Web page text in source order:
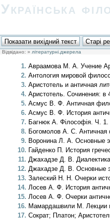
Українська
Відвідано: » літературні.джерела
Авраамова М. А. Учение
Антология мировой
Аристотель и античная
Аристотель. Сочинения:
Асмус В. Ф. Античная
Асмус В. Ф. История
Багнюк А. Філософія. Ч.
Богомолов А. С. Античная
Воронина Л. А. Основные
Гайденко П. История
Джахадзе Д. В.
Джахадзе Д. В. Основные
Залеский Н. Н. Очерки
Лосев А. Ф. История
Лосев А. Ф. Очерки
Мамардашвили М. Лекции
Сократ; Платон;